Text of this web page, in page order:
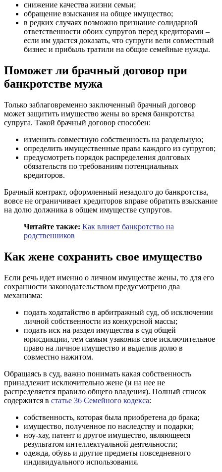
снижение качества жизни семьи;
обращение взыскания на общее имущество;
в редких случаях возможно признание солидарной
ответственности обоих супругов перед кредиторами –
если им удастся доказать, что супруги вели совместный
бизнес и прибыль тратили на общие семейные нужды.
Поможет ли брачный договор при
банкротстве мужа
Только заблаговременно заключенный брачный договор
может защитить имущество жены во время банкротства
супруга. Такой брачный договор способен:
изменить совместную собственность на раздельную;
определить имущественные права каждого из супругов;
предусмотреть порядок распределения долговых
обязательств по требованиям потенциальных
кредиторов.
Брачный контракт, оформленный незадолго до банкротства,
вовсе не ограничивает кредиторов вправе обратить взыскание
на долю должника в общем имуществе супругов.
Читайте также: Как влияет банкротство на
родственников
Как жене сохранить свое имущество
Если речь идет именно о личном имуществе жены, то для его
сохранности законодательством предусмотрено два
механизма:
подать ходатайство в арбитражный суд, об исключении
личной собственности из конкурсной массы;
подать иск на раздел имущества в суд общей
юрисдикции, тем самым узаконив свое исключительное
право на личное имущество и выделив долю в
совместно нажитом.
Обращаясь в суд, важно понимать какая собственность
принадлежит исключительно жене (и на нее не
распределяется правило общего владения). Полный список
содержится в статье 36 Семейного кодекса:
собственность, которая была приобретена до брака;
имущество, полученное по наследству и подарки;
ноу-хау, патент и другое имущество, являющееся
результатом интеллектуальной деятельности;
одежда, обувь и другие предметы повседневного
индивидуального использования.